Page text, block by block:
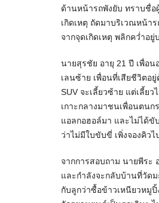
ด้านหน้ารถพังยับ ทราบชื่
เกิดเหตุ ถัดมาบริเวณหน้า
จากจุดเกิดเหตุ พลิกคว่ำอ
นายสุรชัย อายุ 21 ปี เพื่อ
เลนซ้าย เพื่อนที่เสียชีวิตอ
SUV จะเลี้ยวซ้าย แต่เลี้ย
เกาะกลางมาชนเพื่อนตนก
แอลกอฮอล์มา และไม่ได้ขั
ว่าไม่มีใบขับขี่ เพิ่งจองคิว
จากการสอบถาม นายพีระ
และกำลังจะกลับบ้านที่วัด
กับลูกว่าซื้อข้าวเหนียวหมู